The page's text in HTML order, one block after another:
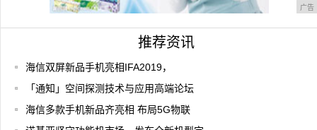
广告
推荐资讯
海信双屏新品手机亮相IFA2019，
「通知」空间探测技术与应用高端论坛
海信多款手机新品齐亮相 布局5G物联